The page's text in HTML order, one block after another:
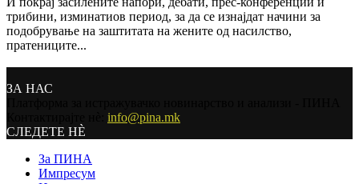
трибини, изминатиов период, за да се изнајдат начини за
подобрување на заштитата на жените од насилство,
пратениците...
ЗА НАС
info@pina.mk
СЛЕДЕТЕ НЀ
За ПИНА
Импресум